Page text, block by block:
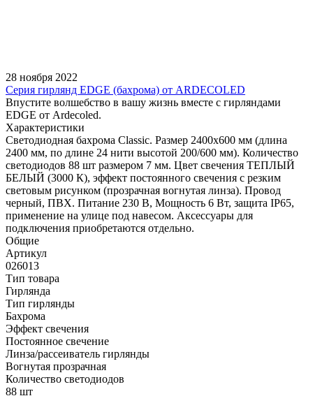
28 ноября 2022
Серия гирлянд EDGE (бахрома) от ARDECOLED
Впустите волшебство в вашу жизнь вместе с гирляндами
EDGE от Ardecoled.
Характеристики
Светодиодная бахрома Classic. Размер 2400x600 мм (длина
2400 мм, по длине 24 нити высотой 200/600 мм). Количество
светодиодов 88 шт размером 7 мм. Цвет свечения ТЕПЛЫЙ
БЕЛЫЙ (3000 К), эффект постоянного свечения с резким
световым рисунком (прозрачная вогнутая линза). Провод
черный, ПВХ. Питание 230 В, Мощность 6 Вт, защита IP65,
применение на улице под навесом. Аксессуары для
подключения приобретаются отдельно.
Общие
Артикул
026013
Тип товара
Гирлянда
Тип гирлянды
Бахрома
Эффект свечения
Постоянное свечение
Линза/рассеиватель гирлянды
Вогнутая прозрачная
Количество светодиодов
88 шт